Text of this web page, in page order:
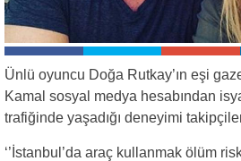
Ünlü oyuncu Doğa Rutkay’ın eşi
Kamal sosyal medya hesabından
trafiğinde yaşadığı deneyimi
‘’İstanbul’da araç kullanmak ölüm